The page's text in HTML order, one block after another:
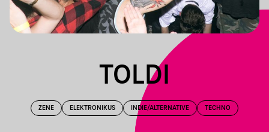
TOLDI
ZENE ELEKTRONIKUS INDIE/ALTERNATIVE TECHNO